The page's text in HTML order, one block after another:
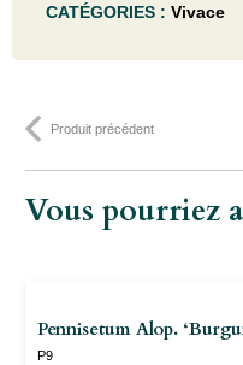
hybridus
(=officinalis)
CATÉGORIES : Vivace
Produit précédent
Vous pourriez
Pennisetum Alop.
P9